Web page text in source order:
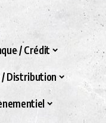
/ Crédit
/ Distribution